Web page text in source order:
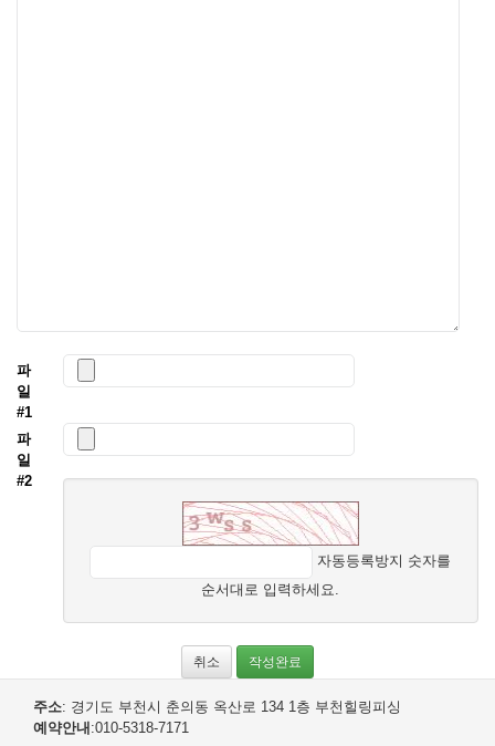
파
일
#1
파
일
#2
자동등록방지 숫자를
순서대로 입력하세요.
취소 작성완료
주소: 경기도 부천시 춘의동 옥산로 134 1층 부천힐링피싱
예약안내 :010-5318-7171